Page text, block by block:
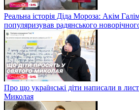
Реальна історія Діда Мороза: Акім
популяризував радянського
Про що українські діти написали в
Миколая